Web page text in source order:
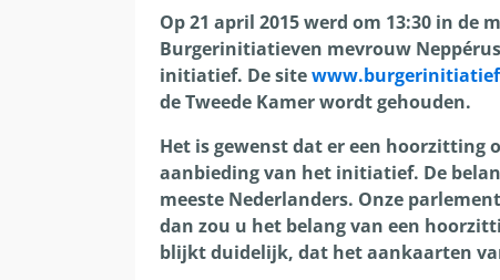
Op 21 april 2015 werd om 13:30 in
Burgerinitiatieven mevrouw
initiatief. De site
de Tweede Kamer wordt gehouden.
Het is gewenst dat er een hoorzitting
aanbieding van het initiatief. De
meeste Nederlanders. Onze
dan zou u het belang van een
blijkt duidelijk, dat het aankaarten